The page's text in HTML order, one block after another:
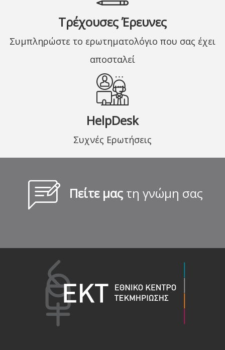
Τρέχουσες Έρευνες
Συμπληρώστε το ερωτηματολόγιο που σας έχει
αποσταλεί
HelpDesk
Συχνές Ερωτήσεις
Πείτε μας τη γνώμη σας